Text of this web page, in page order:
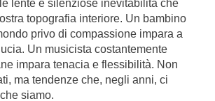
lente e silenziose inevitabilità che
topografia interiore. Un bambino
privo di compassione impara a
Un musicista costantemente
impara tenacia e flessibilità. Non
ma tendenze che, negli anni, ci
siamo.